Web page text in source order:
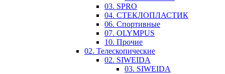
03. SPRO
04. СТЕКЛОПЛАСТИК
06. Спортивные
07. OLYMPUS
10. Прочие
02. Телескопические
02. SIWEIDA
03. SIWEIDA